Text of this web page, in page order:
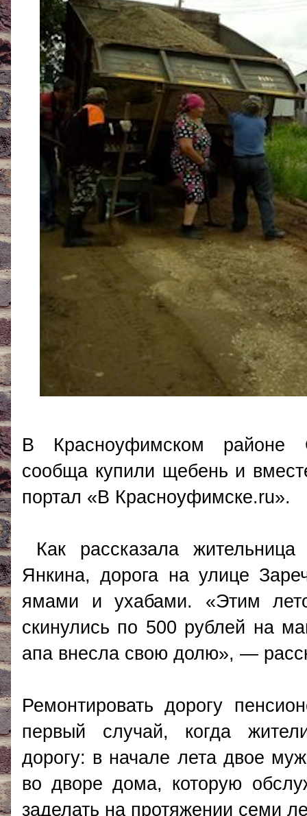
В Красноуфимском районе
сообща купили щебень и
портал «В Красноуфимске.ru».
Как рассказала
Янкина, дорога на улице
ямами и ухабами. «Этим
скинулись по 500 рублей на
апа внесла свою долю», —
Ремонтировать дорогу
первый случай, когда
дорогу: в начале лета двое
во дворе дома, которую
заделать на протяжении семи